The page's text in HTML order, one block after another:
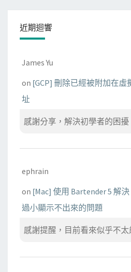
近期迴響
James Yu
on [GCP] 刪除已經被附加在虛
址
感謝分享，解決初學者的困擾
ephrain
on [Mac] 使用 Bartender 5 解
過小顯示不出來的問題
感謝提醒，目前看來似乎不太